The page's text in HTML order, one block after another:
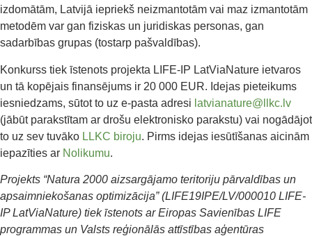
izdomātām, Latvijā iepriekš neizmantotām vai maz izmantotām
metodēm var gan fiziskas un juridiskas personas, gan
sadarbības grupas (tostarp pašvaldības).
Konkurss tiek īstenots projekta LIFE-IP LatViaNature ietvaros
un tā kopējais finansējums ir 20 000 EUR. Idejas pieteikums
iesniedzams, sūtot to uz e-pasta adresi latvianature@llkc.lv
(jābūt parakstītam ar drošu elektronisko parakstu) vai nogādājot
to uz sev tuvāko LLKC biroju. Pirms idejas iesūtīšanas aicinām
iepazīties ar Nolikumu.
Projekts “Natura 2000 aizsargājamo teritoriju pārvaldības un
apsaimniekošanas optimizācija” (LIFE19IPE/LV/000010 LIFE-
IP LatViaNature) tiek īstenots ar Eiropas Savienības LIFE
programmas un Valsts reģionālās attīstības aģentūras